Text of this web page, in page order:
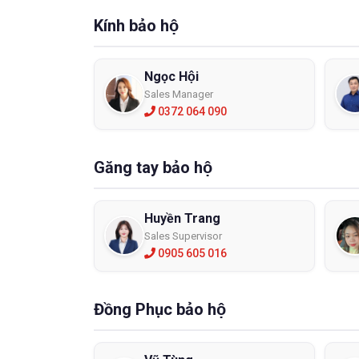
Liên hệ:
Kính bảo hộ
Ngọc Hội
Sales Manager
0372 064 090
Găng tay bảo hộ
Huyền Trang
Sales Supervisor
0905 605 016
Đồng Phục bảo hộ